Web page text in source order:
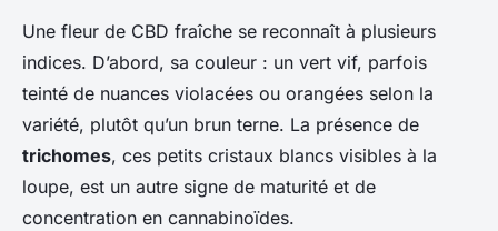
Une fleur de CBD fraîche se reconnaît à plusieurs
indices. D’abord, sa couleur : un vert vif, parfois
teinté de nuances violacées ou orangées selon la
variété, plutôt qu’un brun terne. La présence de
trichomes, ces petits cristaux blancs visibles à la
loupe, est un autre signe de maturité et de
concentration en cannabinoïdes.